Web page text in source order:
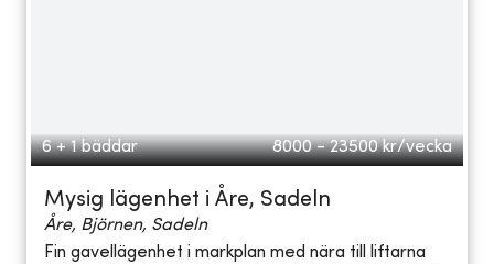
6 + 1 bäddar 8000 - 23500 kr/vecka
Mysig lägenhet i Åre, Sadeln
Åre, Björnen, Sadeln
Fin gavellägenhet i markplan med nära till liftarna